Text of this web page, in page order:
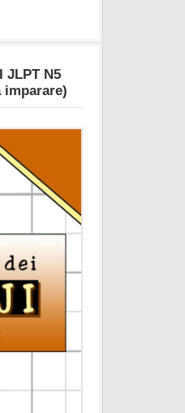
JLPT N5
imparare)